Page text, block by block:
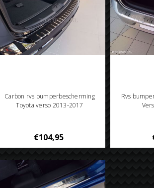
Carbon rvs bumperbescherming
Toyota verso 2013-2017
€104,95
Rvs